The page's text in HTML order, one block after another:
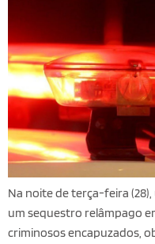
Na noite de terça-feira
um sequestro relâmpago
criminosos encapuzados,